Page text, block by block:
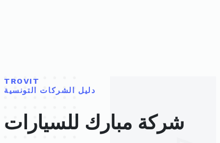
TROVIT
دليل الشركات التونسية
شركة مبارك للسيارات